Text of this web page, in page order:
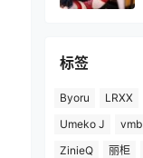
标签
Byoru LRXX
Umeko J
vmb
ZinieQ
丽柜